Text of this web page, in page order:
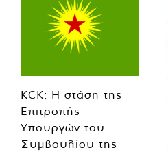
KCK: Η στάση της
Επιτροπής
Υπουργών του
Συμβουλίου της